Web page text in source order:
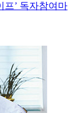
프’ 독자참여마